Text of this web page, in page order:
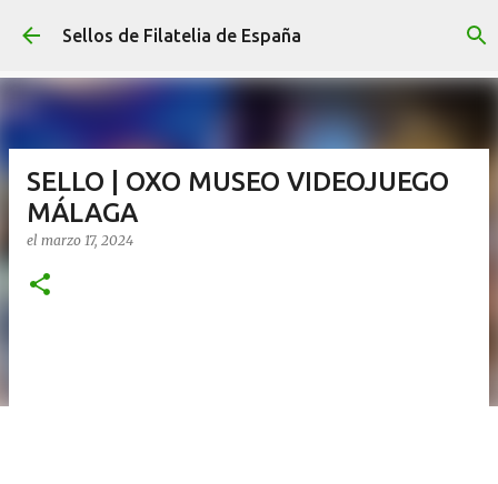
Ir al contenido principal
Sellos de Filatelia de España
SELLO | OXO MUSEO VIDEOJUEGO
MÁLAGA
el marzo 17, 2024